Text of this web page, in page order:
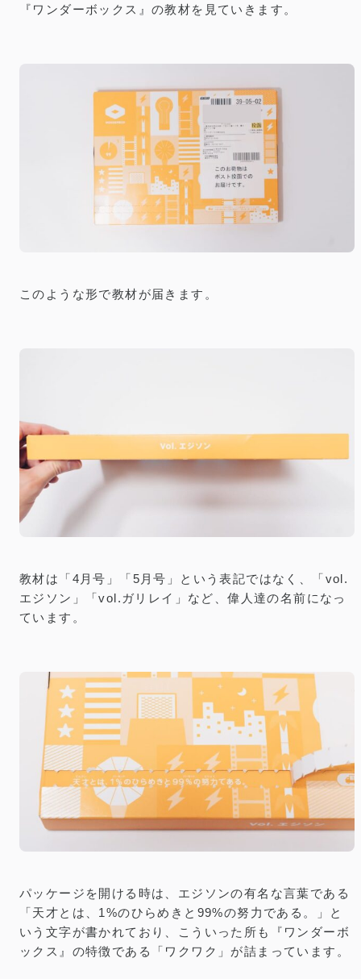
『ワンダーボックス』の教材を見ていきます。
このような形で教材が届きます。
教材は「4月号」「5月号」という表記ではなく、「vol.
エジソン」「vol.ガリレイ」など、偉人達の名前になっ
ています。
パッケージを開ける時は、エジソンの有名な言葉である
「天才とは、1%のひらめきと99%の努力である。」と
いう文字が書かれており、こういった所も『ワンダーボ
ックス』の特徴である「ワクワク」が詰まっています。